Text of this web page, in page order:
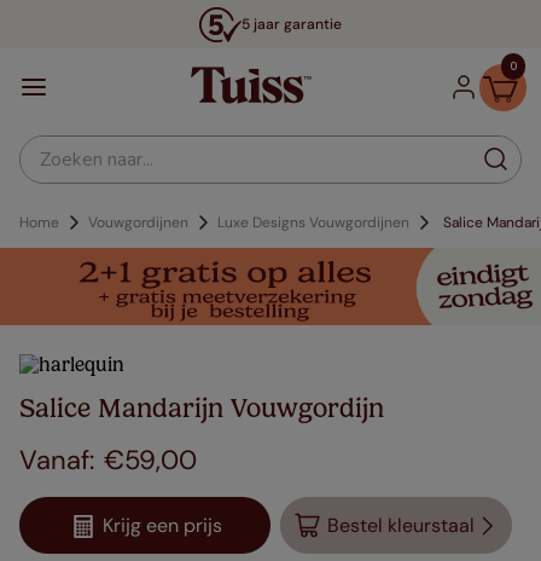
5 jaar garantie
0
Zoeken naar...
Home Vouwgordijnen Luxe Designs Vouwgordijnen Salice
Salice Mandarijn Vouwgordijn
€59,00
Krijg een prijs Bestel kleurstaal